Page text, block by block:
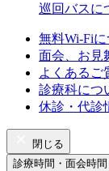
巡回バスに
無料Wi-Fiに
面会、お見
よくあるご
診療科につ
休診・代診
閉じる
診療時間・面会時間